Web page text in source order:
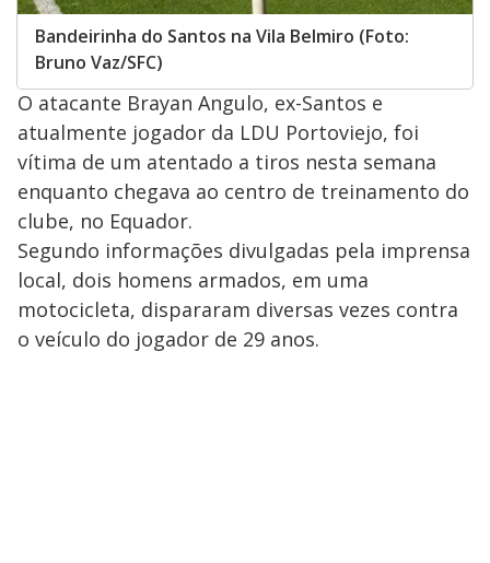
Bandeirinha do Santos na Vila Belmiro (Foto:
Bruno Vaz/SFC)
O atacante Brayan Angulo, ex-Santos e
atualmente jogador da LDU Portoviejo, foi
vítima de um atentado a tiros nesta semana
enquanto chegava ao centro de treinamento do
clube, no Equador.
Segundo informações divulgadas pela imprensa
local, dois homens armados, em uma
motocicleta, dispararam diversas vezes contra
o veículo do jogador de 29 anos.